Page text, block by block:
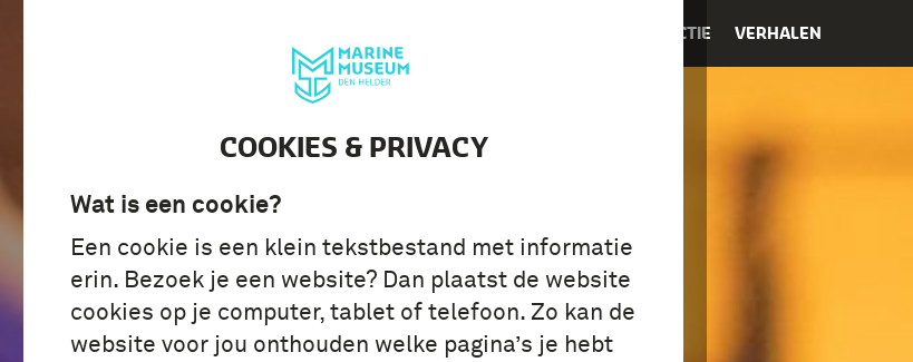
COOKIES & PRIVACY
Wat is een cookie?
Een cookie is een klein tekstbestand met informatie
erin. Bezoek je een website? Dan plaatst de website
cookies op je computer, tablet of telefoon. Zo kan de
website voor jou onthouden welke pagina’s je hebt
COLLECTIE VERHALEN